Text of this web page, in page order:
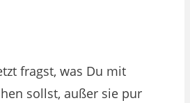
fragst, was Du mit
sollst, außer sie pur